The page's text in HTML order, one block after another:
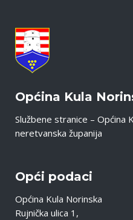
Općina Kula
Službene stranice – Općina
neretvanska županija
Opći podaci
Općina Kula Norinska
Rujnička ulica 1,